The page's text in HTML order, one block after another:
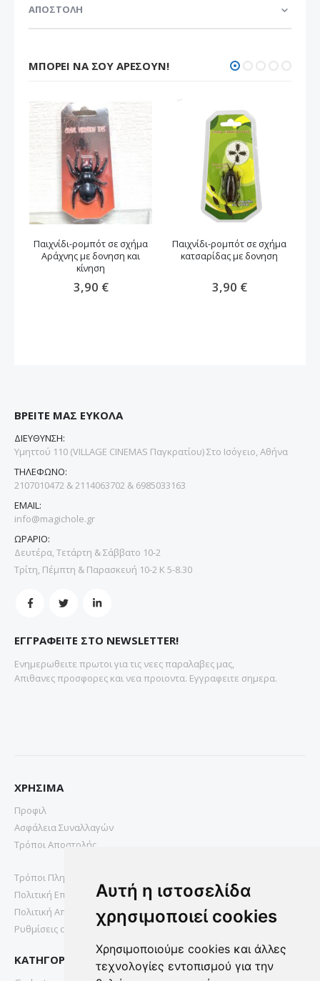
Αυτή η ιστοσελίδα
χρησιμοποιεί cookies
Χρησιμοποιούμε cookies και άλλες
τεχνολογίες εντοπισμού για την
ΑΠΟΣΤΟΛΗ
ΜΠΟΡΕΊ ΝΑ ΣΟΥ ΑΡΈΣΟΥΝ!
Παιχνίδι-ρομπότ σε σχήμα
Αράχνης με δονηση και
κίνηση
3,90 €
Παιχνίδι-ρομπότ σε σχήμα
κατσαρίδας με δονηση
3,90 €
ΒΡΕΙΤΕ ΜΑΣ ΕΥΚΟΛΑ
ΔΙΕΥΘΥΝΣΗ:
Υμηττού 110 (VILLAGE CINEMAS Παγκρατίου) Στο Ισόγειο, Αθήνα
ΤΗΛΕΦΩΝΟ:
2107010472 & 2114063702 & 6985033163
EMAIL:
info@magichole.gr
ΩΡΑΡΙΟ:
Δευτέρα, Τετάρτη & Σάββατο 10-2
Τρίτη, Πέμπτη & Παρασκευή 10-2 Κ 5-8.30
ΕΓΓΡΑΦΕΙΤΕ ΣΤΟ NEWSLETTER!
Ενημερωθειτε πρωτοι για τις νεες παραλαβες μας,
Απιθανες προσφορες και νεα προιοντα. Εγγραφειτε σημερα.
ΧΡΗΣΙΜΑ
Προφιλ
Ασφάλεια Συναλλαγών
Τρόποι Αποστολής
Τρόποι Πληρωμής
Πολιτική Επιστροφών
Πολιτική Απορρήτου
Ρυθμίσεις cookies
ΚΑΤΗΓΟΡΙΕΣ